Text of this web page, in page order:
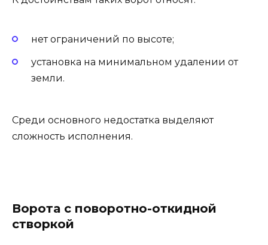
нет ограничений по высоте;
установка на минимальном удалении от
земли.
Среди основного недостатка выделяют
сложность исполнения.
Ворота с поворотно-откидной
створкой